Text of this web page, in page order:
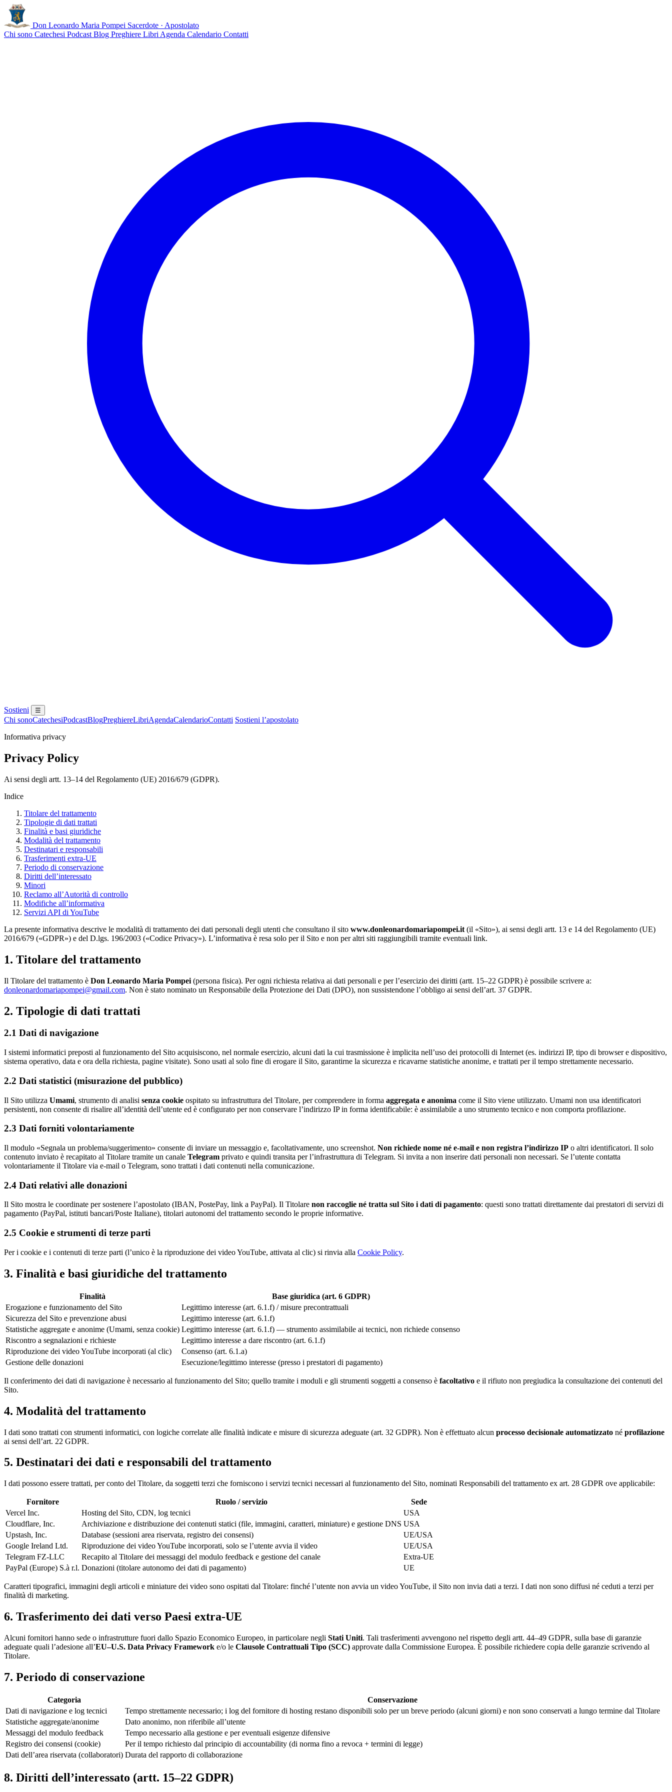
Don Leonardo Maria Pompei Sacerdote · Apostolato
Chi sono Catechesi Podcast Blog Preghiere Libri Agenda Calendario Contatti
Sostieni ☰
Chi sonoCatechesiPodcastBlogPreghiereLibriAgendaCalendarioContatti Sostieni l’apostolato
Informativa privacy
Privacy Policy
Ai sensi degli artt. 13–14 del Regolamento (UE) 2016/679 (GDPR).
Indice
Titolare del trattamento
Tipologie di dati trattati
Finalità e basi giuridiche
Modalità del trattamento
Destinatari e responsabili
Trasferimenti extra-UE
Periodo di conservazione
Diritti dell’interessato
Minori
Reclamo all’Autorità di controllo
Modifiche all’informativa
Servizi API di YouTube
La presente informativa descrive le modalità di trattamento dei dati personali degli utenti che consultano il sito www.donleonardomariapompei.it (il «Sito»), ai sensi degli artt. 13 e 14 del Regolamento (UE)
2016/679 («GDPR») e del D.lgs. 196/2003 («Codice Privacy»). L’informativa è resa solo per il Sito e non per altri siti raggiungibili tramite eventuali link.
1. Titolare del trattamento
Il Titolare del trattamento è Don Leonardo Maria Pompei (persona fisica). Per ogni richiesta relativa ai dati personali e per l’esercizio dei diritti (artt. 15–22 GDPR) è possibile scrivere a:
donleonardomariapompei@gmail.com. Non è stato nominato un Responsabile della Protezione dei Dati (DPO), non sussistendone l’obbligo ai sensi dell’art. 37 GDPR.
2. Tipologie di dati trattati
2.1 Dati di navigazione
I sistemi informatici preposti al funzionamento del Sito acquisiscono, nel normale esercizio, alcuni dati la cui trasmissione è implicita nell’uso dei protocolli di Internet (es. indirizzi IP, tipo di browser e dispositivo,
sistema operativo, data e ora della richiesta, pagine visitate). Sono usati al solo fine di erogare il Sito, garantirne la sicurezza e ricavarne statistiche anonime, e trattati per il tempo strettamente necessario.
2.2 Dati statistici (misurazione del pubblico)
Il Sito utilizza Umami, strumento di analisi senza cookie ospitato su infrastruttura del Titolare, per comprendere in forma aggregata e anonima come il Sito viene utilizzato. Umami non usa identificatori
persistenti, non consente di risalire all’identità dell’utente ed è configurato per non conservare l’indirizzo IP in forma identificabile: è assimilabile a uno strumento tecnico e non comporta profilazione.
2.3 Dati forniti volontariamente
Il modulo «Segnala un problema/suggerimento» consente di inviare un messaggio e, facoltativamente, uno screenshot. Non richiede nome né e-mail e non registra l’indirizzo IP o altri identificatori. Il solo
contenuto inviato è recapitato al Titolare tramite un canale Telegram privato e quindi transita per l’infrastruttura di Telegram. Si invita a non inserire dati personali non necessari. Se l’utente contatta
volontariamente il Titolare via e-mail o Telegram, sono trattati i dati contenuti nella comunicazione.
2.4 Dati relativi alle donazioni
Il Sito mostra le coordinate per sostenere l’apostolato (IBAN, PostePay, link a PayPal). Il Titolare non raccoglie né tratta sul Sito i dati di pagamento: questi sono trattati direttamente dai prestatori di servizi di
pagamento (PayPal, istituti bancari/Poste Italiane), titolari autonomi del trattamento secondo le proprie informative.
2.5 Cookie e strumenti di terze parti
Per i cookie e i contenuti di terze parti (l’unico è la riproduzione dei video YouTube, attivata al clic) si rinvia alla Cookie Policy.
3. Finalità e basi giuridiche del trattamento
Finalità
Base giuridica (art. 6 GDPR)
Erogazione e funzionamento del Sito
Legittimo interesse (art. 6.1.f) / misure precontrattuali
Sicurezza del Sito e prevenzione abusi
Legittimo interesse (art. 6.1.f)
Statistiche aggregate e anonime (Umami, senza cookie) Legittimo interesse (art. 6.1.f) — strumento assimilabile ai tecnici, non richiede consenso
Riscontro a segnalazioni e richieste
Legittimo interesse a dare riscontro (art. 6.1.f)
Riproduzione dei video YouTube incorporati (al clic)
Consenso (art. 6.1.a)
Gestione delle donazioni
Esecuzione/legittimo interesse (presso i prestatori di pagamento)
Il conferimento dei dati di navigazione è necessario al funzionamento del Sito; quello tramite i moduli e gli strumenti soggetti a consenso è facoltativo e il rifiuto non pregiudica la consultazione dei contenuti del
Sito.
4. Modalità del trattamento
I dati sono trattati con strumenti informatici, con logiche correlate alle finalità indicate e misure di sicurezza adeguate (art. 32 GDPR). Non è effettuato alcun processo decisionale automatizzato né profilazione
ai sensi dell’art. 22 GDPR.
5. Destinatari dei dati e responsabili del trattamento
I dati possono essere trattati, per conto del Titolare, da soggetti terzi che forniscono i servizi tecnici necessari al funzionamento del Sito, nominati Responsabili del trattamento ex art. 28 GDPR ove applicabile:
Fornitore Ruolo / servizio
Sede
Vercel Inc.
Hosting del Sito, CDN, log tecnici
USA
Cloudflare, Inc.
Archiviazione e distribuzione dei contenuti statici (file, immagini, caratteri, miniature) e gestione DNS USA
Upstash, Inc.
Database (sessioni area riservata, registro dei consensi)
UE/USA
Google Ireland Ltd.
Riproduzione dei video YouTube incorporati, solo se l’utente avvia il video
UE/USA
Telegram FZ-LLC
Recapito al Titolare dei messaggi del modulo feedback e gestione del canale
Extra-UE
PayPal (Europe) S.à r.l. Donazioni (titolare autonomo dei dati di pagamento) UE
Caratteri tipografici, immagini degli articoli e miniature dei video sono ospitati dal Titolare: finché l’utente non avvia un video YouTube, il Sito non invia dati a terzi. I dati non sono diffusi né ceduti a terzi per
finalità di marketing.
6. Trasferimento dei dati verso Paesi extra-UE
Alcuni fornitori hanno sede o infrastrutture fuori dallo Spazio Economico Europeo, in particolare negli Stati Uniti. Tali trasferimenti avvengono nel rispetto degli artt. 44–49 GDPR, sulla base di garanzie
adeguate quali l’adesione all’EU–U.S. Data Privacy Framework e/o le Clausole Contrattuali Tipo (SCC) approvate dalla Commissione Europea. È possibile richiedere copia delle garanzie scrivendo al
Titolare.
7. Periodo di conservazione
Categoria
Conservazione
Dati di navigazione e log tecnici
Tempo strettamente necessario; i log del fornitore di hosting restano disponibili solo per un breve periodo (alcuni giorni) e non sono conservati a lungo termine dal Titolare
Statistiche aggregate/anonime
Dato anonimo, non riferibile all’utente
Messaggi del modulo feedback
Tempo necessario alla gestione e per eventuali esigenze difensive
Registro dei consensi (cookie)
Per il tempo richiesto dal principio di accountability (di norma fino a revoca + termini di legge)
Dati dell’area riservata (collaboratori) Durata del rapporto di collaborazione
8. Diritti dell’interessato (artt. 15–22 GDPR)